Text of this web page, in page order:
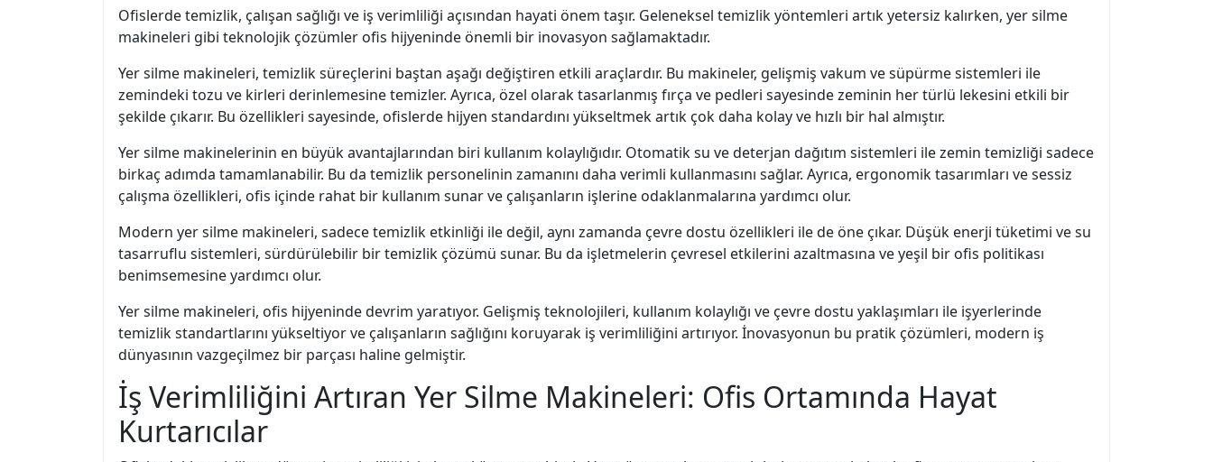
Ofislerde temizlik, çalışan sağlığı ve iş verimliliği açısından hayati önem taşır. Geleneksel temizlik yöntemleri artık yetersiz kalırken, yer silme
makineleri gibi teknolojik çözümler ofis hijyeninde önemli bir inovasyon sağlamaktadır.
Yer silme makineleri, temizlik süreçlerini baştan aşağı değiştiren etkili araçlardır. Bu makineler, gelişmiş vakum ve süpürme sistemleri ile
zemindeki tozu ve kirleri derinlemesine temizler. Ayrıca, özel olarak tasarlanmış fırça ve pedleri sayesinde zeminin her türlü lekesini etkili bir
şekilde çıkarır. Bu özellikleri sayesinde, ofislerde hijyen standardını yükseltmek artık çok daha kolay ve hızlı bir hal almıştır.
Yer silme makinelerinin en büyük avantajlarından biri kullanım kolaylığıdır. Otomatik su ve deterjan dağıtım sistemleri ile zemin temizliği sadece
birkaç adımda tamamlanabilir. Bu da temizlik personelinin zamanını daha verimli kullanmasını sağlar. Ayrıca, ergonomik tasarımları ve sessiz
çalışma özellikleri, ofis içinde rahat bir kullanım sunar ve çalışanların işlerine odaklanmalarına yardımcı olur.
Modern yer silme makineleri, sadece temizlik etkinliği ile değil, aynı zamanda çevre dostu özellikleri ile de öne çıkar. Düşük enerji tüketimi ve su
tasarruflu sistemleri, sürdürülebilir bir temizlik çözümü sunar. Bu da işletmelerin çevresel etkilerini azaltmasına ve yeşil bir ofis politikası
benimsemesine yardımcı olur.
Yer silme makineleri, ofis hijyeninde devrim yaratıyor. Gelişmiş teknolojileri, kullanım kolaylığı ve çevre dostu yaklaşımları ile işyerlerinde
temizlik standartlarını yükseltiyor ve çalışanların sağlığını koruyarak iş verimliliğini artırıyor. İnovasyonun bu pratik çözümleri, modern iş
dünyasının vazgeçilmez bir parçası haline gelmiştir.
İş Verimliliğini Artıran Yer Silme Makineleri: Ofis Ortamında Hayat
Kurtarıcılar